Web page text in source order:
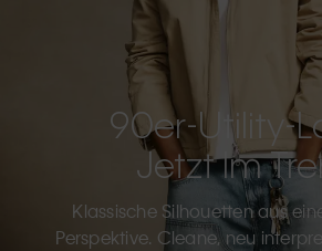
90er-Utility-
Jetzt Im
Klassische Silhouetten aus
Perspektive. Cleane, neu